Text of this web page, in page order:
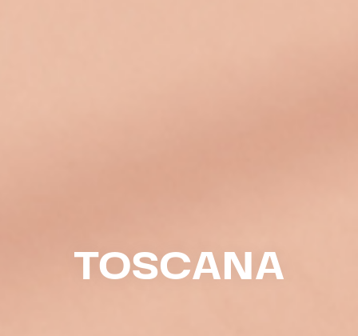
TOSCANA